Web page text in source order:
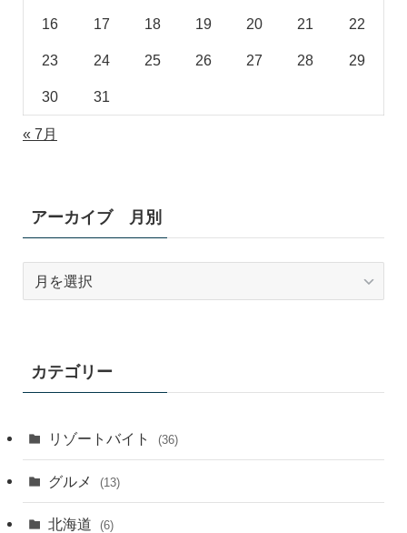
16 17 18 19 20 21 22
23 24 25 26 27 28 29
30 31
« 7月
アーカイブ 月別
ブ
カテゴリー
リゾートバイト (36)
グルメ (13)
北海道 (6)